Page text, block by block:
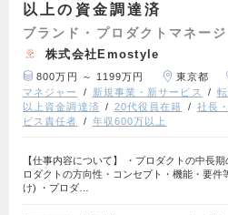
以上の資金調達済
ブランド・プロダクトマネー
株式会社Emostyle
800万円 ～ 1199万円 東京都
マネジャー
新規事業・新サービス
以上資金調達済
20代役員在籍 社長
ビス責任者
年収600万以上
【仕事内容について】 ・プロダクトの中長
ロダクトの方向性・コンセプト・機能・要件
け) ・プロダ…